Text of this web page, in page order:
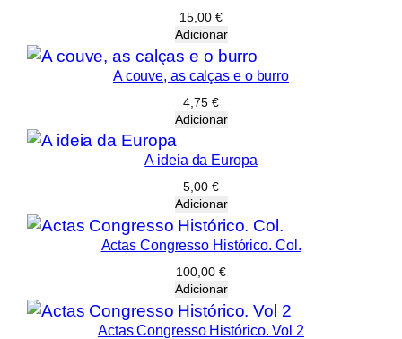
15,00 €
Adicionar
A couve, as calças e o burro
4,75 €
Adicionar
A ideia da Europa
5,00 €
Adicionar
Actas Congresso Histórico. Col.
100,00 €
Adicionar
Actas Congresso Histórico. Vol 2